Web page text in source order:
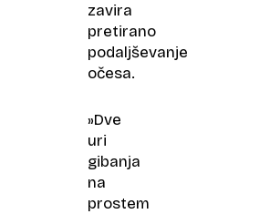
zavira
pretirano
podaljševanje
očesa.
»Dve
uri
gibanja
na
prostem